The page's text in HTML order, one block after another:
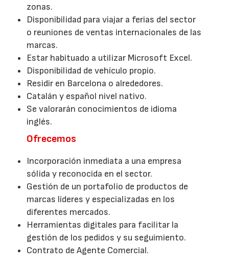
zonas.
Disponibilidad para viajar a ferias del sector
o reuniones de ventas internacionales de las
marcas.
Estar habituado a utilizar Microsoft Excel.
Disponibilidad de vehículo propio.
Residir en Barcelona o alrededores.
Catalán y español nivel nativo.
Se valorarán conocimientos de idioma
inglés.
Ofrecemos
Incorporación inmediata a una empresa
sólida y reconocida en el sector.
Gestión de un portafolio de productos de
marcas líderes y especializadas en los
diferentes mercados.
Herramientas digitales para facilitar la
gestión de los pedidos y su seguimiento.
Contrato de Agente Comercial.